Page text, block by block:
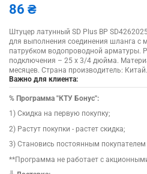
86 ₴
Штуцер латунный SD Plus ВР
для выполнения соединения шланга с
патрубком водопроводной арматуры.
подключения – 25 х 3/4 дюйма.
месяцев. Страна производитель: Китай.
Важно для клиента:
% Программа "КТУ Бонус":
1) Скидка на первую покупку;
2) Растут покупки - растет скидка;
3) Становись постоянным покупателем
**Программа не работает с